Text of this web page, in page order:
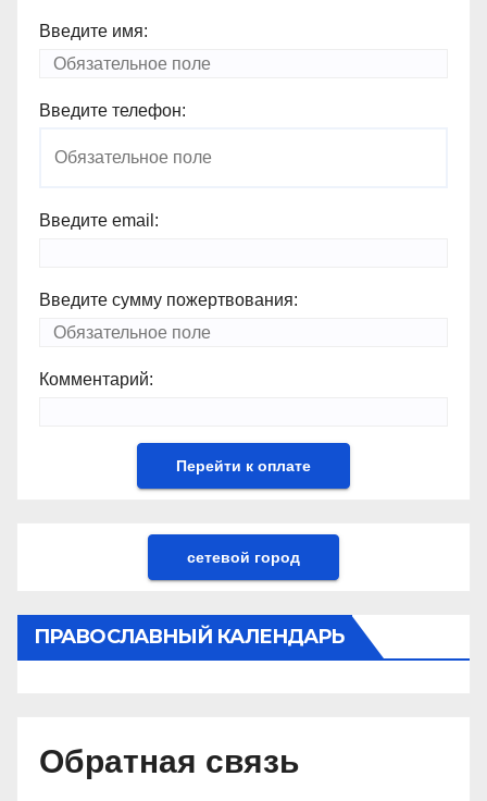
Введите имя:
Введите телефон:
Введите email:
Введите сумму пожертвования:
Комментарий:
сетевой город
ПРАВОСЛАВНЫЙ КАЛЕНДАРЬ
Обратная связь